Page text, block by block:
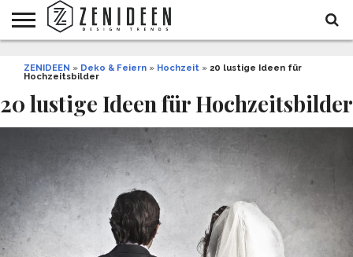
INNENDESIGN
ARCHITEKTUR
GARTEN
UND
LIFESTYLE
DEKO
&
DIY
STYLE
REZEPTE
GESUNDHEIT
WEIHNACHTEN
ZENIDEEN » Deko & Feiern » Hochzeit » 20 lustige Ideen für
Hochzeitsbilder
20 lustige Ideen für Hochzeitsbilder